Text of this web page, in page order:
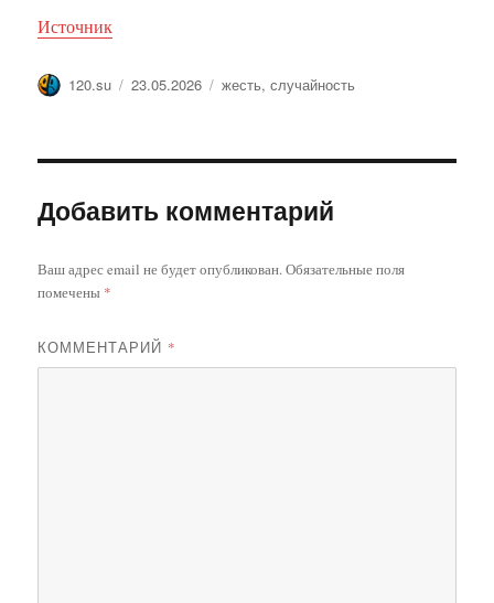
Источник
Автор
120.su Опубликовано
23.05.2026 Метки
жесть,случайность
Добавить комментарий
Ваш адрес email не будет опубликован.Обязательные поля
помечены *
КОММЕНТАРИЙ *